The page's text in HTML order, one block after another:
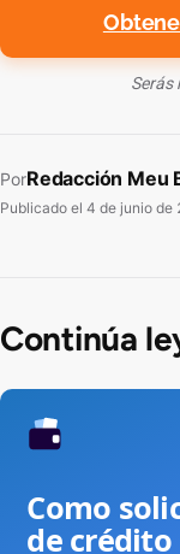
Serás
PorRedacción Meu
Publicado el 4 de junio de
Continúa